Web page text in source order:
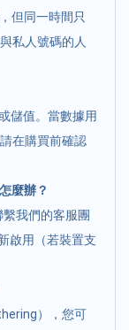
但同一時間只
私人號碼的人
儲值。當數據用
在購買前確認
麼辦？
我們的客服團
啟用（若裝置支
），您可